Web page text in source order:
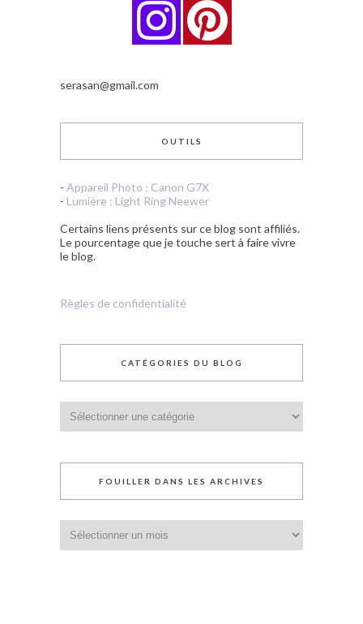
serasan@gmail.com
OUTILS
- Appareil Photo : Canon G7X
- Lumière : Light Ring Neewer
Certains liens présents sur ce blog sont affiliés.
Le pourcentage que je touche sert à faire vivre
le blog.
Règles de confidentialité
CATÉGORIES DU BLOG
du
blog
FOUILLER DANS LES ARCHIVES
dans
les